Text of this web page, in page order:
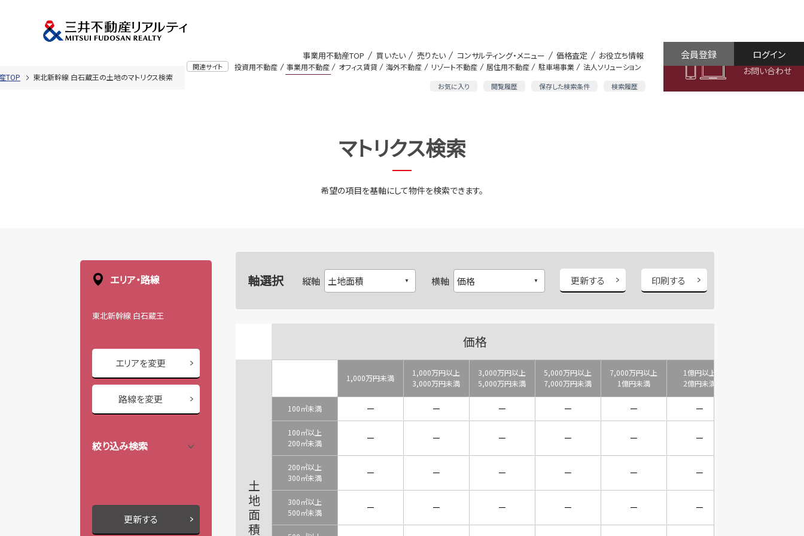
関連サイト 投資用不動産 事業用不動産 オフィス賃貸 海外不動産 リゾート不動産 居住用不動産 駐車場事業 法人ソリューション
お気に入り 閲覧履歴 保存した検索条件 検索履歴
事業用不動産TOP 買いたい 売りたい コンサルティング・メニュー 価格査定 お役立ち情報
お問い合わせ
ログイン
会員登録
TOP 東北新幹線 白石蔵王の土地のマトリクス検索
マトリクス検索
希望の項目を基軸にして物件を検索できます。
エリア・路線
東北新幹線 白石蔵王
エリアを変更
路線を変更
絞り込み検索
更新する
軸選択 縦軸 横軸 更新する 印刷する
価格
土地面積
1,000万円未満
1,000万円以上
3,000万円未満
3,000万円以上
5,000万円未満
5,000万円以上
7,000万円未満
7,000万円以上
1億円未満
1億円以上
2億円未満
100㎡未満 － － － － － －
100㎡以上
200㎡未満
－ － － － － －
200㎡以上
300㎡未満
－ － － － － －
300㎡以上
500㎡未満
－ － － － － －